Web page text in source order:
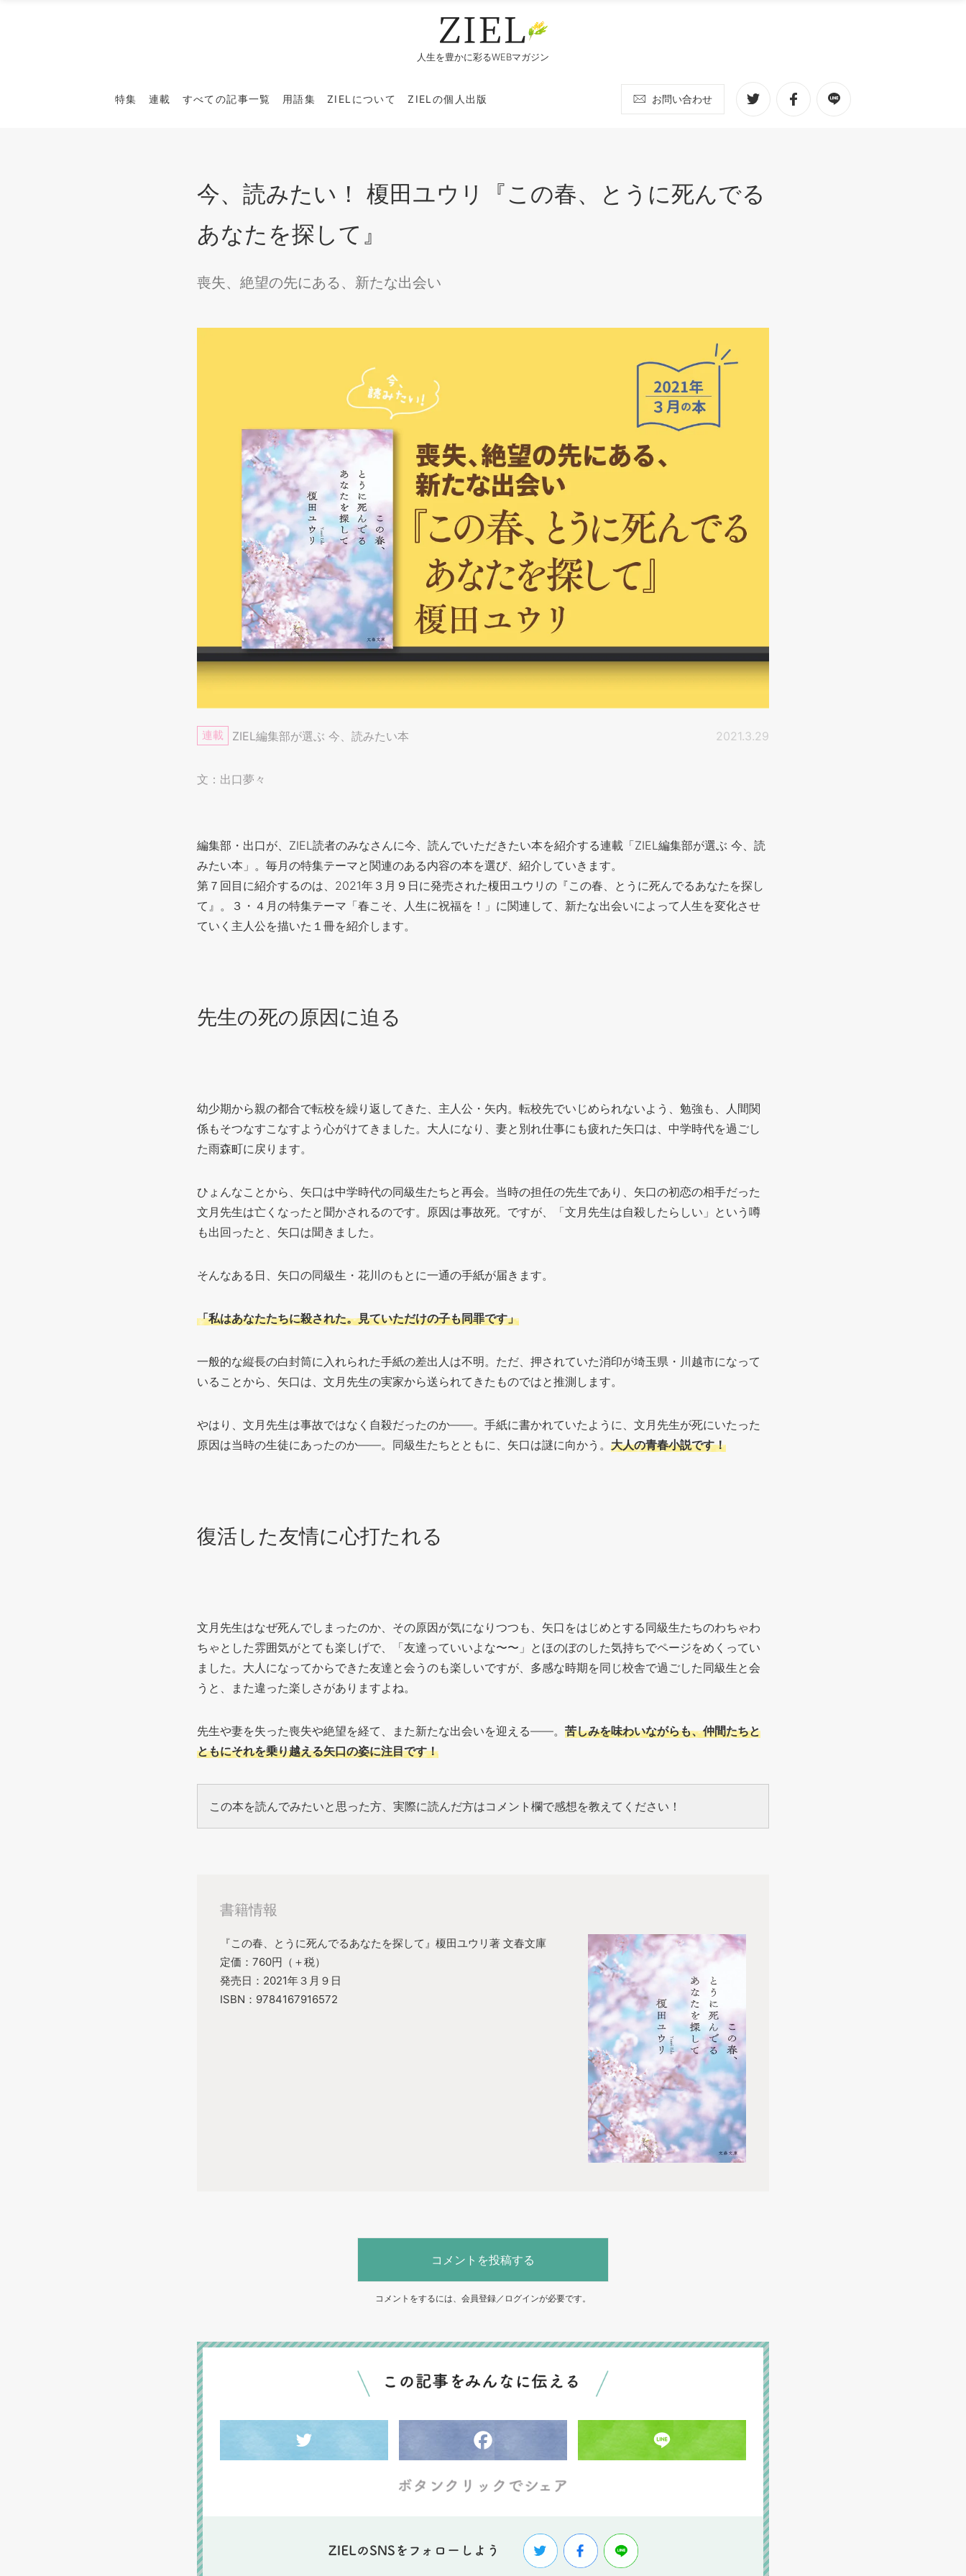
人生を豊かに彩るWEBマガジン
特集 連載 すべての記事一覧 用語集 ZIELについて ZIELの個人出版 お問い合わせ
今、読みたい！ 榎田ユウリ『この春、とうに死んでる
あなたを探して』
喪失、絶望の先にある、新たな出会い
連載 ZIEL編集部が選ぶ 今、読みたい本 2021.3.29
文：出口夢々
編集部・出口が、ZIEL読者のみなさんに今、読んでいただきたい本を紹介する連載「ZIEL編集部が選ぶ 今、読
みたい本」。毎月の特集テーマと関連のある内容の本を選び、紹介していきます。
第７回目に紹介するのは、2021年３月９日に発売された榎田ユウリの『この春、とうに死んでるあなたを探し
て』。３・４月の特集テーマ「春こそ、人生に祝福を！」に関連して、新たな出会いによって人生を変化させ
ていく主人公を描いた１冊を紹介します。
先生の死の原因に迫る
幼少期から親の都合で転校を繰り返してきた、主人公・矢内。転校先でいじめられないよう、勉強も、人間関
係もそつなすこなすよう心がけてきました。大人になり、妻と別れ仕事にも疲れた矢口は、中学時代を過ごし
た雨森町に戻ります。
ひょんなことから、矢口は中学時代の同級生たちと再会。当時の担任の先生であり、矢口の初恋の相手だった
文月先生は亡くなったと聞かされるのです。原因は事故死。ですが、「文月先生は自殺したらしい」という噂
も出回ったと、矢口は聞きました。
そんなある日、矢口の同級生・花川のもとに一通の手紙が届きます。
「私はあなたたちに殺された。見ていただけの子も同罪です」
一般的な縦長の白封筒に入れられた手紙の差出人は不明。ただ、押されていた消印が埼玉県・川越市になって
いることから、矢口は、文月先生の実家から送られてきたものではと推測します。
やはり、文月先生は事故ではなく自殺だったのか——。手紙に書かれていたように、文月先生が死にいたった
原因は当時の生徒にあったのか——。同級生たちとともに、矢口は謎に向かう。 大人の青春小説です！
復活した友情に心打たれる
文月先生はなぜ死んでしまったのか、その原因が気になりつつも、矢口をはじめとする同級生たちのわちゃわ
ちゃとした雰囲気がとても楽しげで、「友達っていいよな〜〜」とほのぼのした気持ちでページをめくってい
ました。大人になってからできた友達と会うのも楽しいですが、多感な時期を同じ校舎で過ごした同級生と会
うと、また違った楽しさがありますよね。
先生や妻を失った喪失や絶望を経て、また新たな出会いを迎える——。 苦しみを味わいながらも、仲間たちと
ともにそれを乗り越える矢口の姿に注目です！
この本を読んでみたいと思った方、実際に読んだ方はコメント欄で感想を教えてください！
書籍情報
『この春、とうに死んでるあなたを探して』榎田ユウリ著 文春文庫
定価：760円（＋税）
発売日：2021年３月９日
ISBN：9784167916572
コメントを投稿する
コメントをするには、会員登録／ログインが必要です。